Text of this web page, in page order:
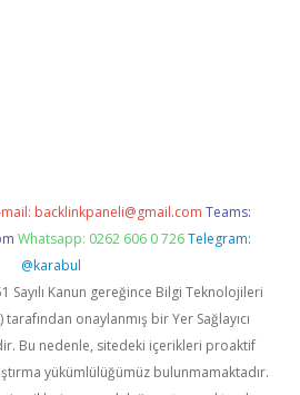
mail: backlinkpaneli@gmail.com Teams:
Whatsapp: 0262 606 0 726 Telegram:
@karabul
Sayılı Kanun gereğince Bilgi Teknolojileri
onaylanmış bir Yer Sağlayıcı
Bu nedenle, sitedeki içerikleri proaktif
yükümlülüğümüz bulunmamaktadır.